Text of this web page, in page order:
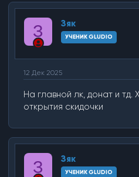
З Зяк
УЧЕНИК GLUDIO
12 Дек 2025
На главной лк, донат и тд.
открытия скидочки
З Зяк
УЧЕНИК GLUDIO